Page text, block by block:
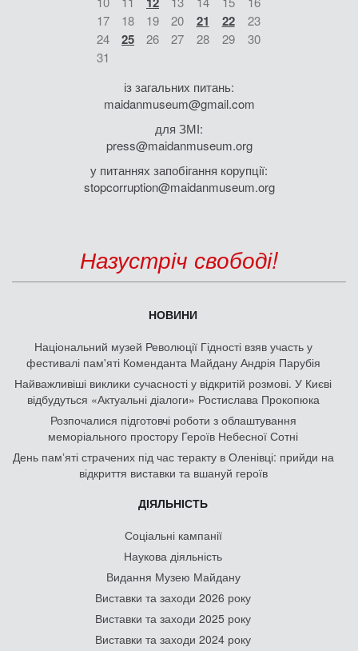
17
18 19 20 21 22
23
24
25 26 27 28 29
30
31
із загальних питань:
maidanmuseum@gmail.com
для ЗМІ:
press@maidanmuseum.org
у питаннях запобігання корупції:
stopcorruption@maidanmuseum.org
Назустріч свободі!
НОВИНИ
Національний музей Революції Гідності взяв участь у
фестивалі пам'яті Коменданта Майдану Андрія Парубія
Найважливіші виклики сучасності у відкритій розмові. У Києві
відбудуться «Актуальні діалоги» Ростислава Прокопюка
Розпочалися підготовчі роботи з облаштування
меморіального простору Героїв Небесної Сотні
День памʼяті страчених під час теракту в Оленівці: прийди на
відкриття виставки та вшануй героїв
ДІЯЛЬНІСТЬ
Соціальні кампанії
Наукова діяльність
Видання Музею Майдану
Виставки та заходи 2026 року
Виставки та заходи 2025 року
Виставки та заходи 2024 року